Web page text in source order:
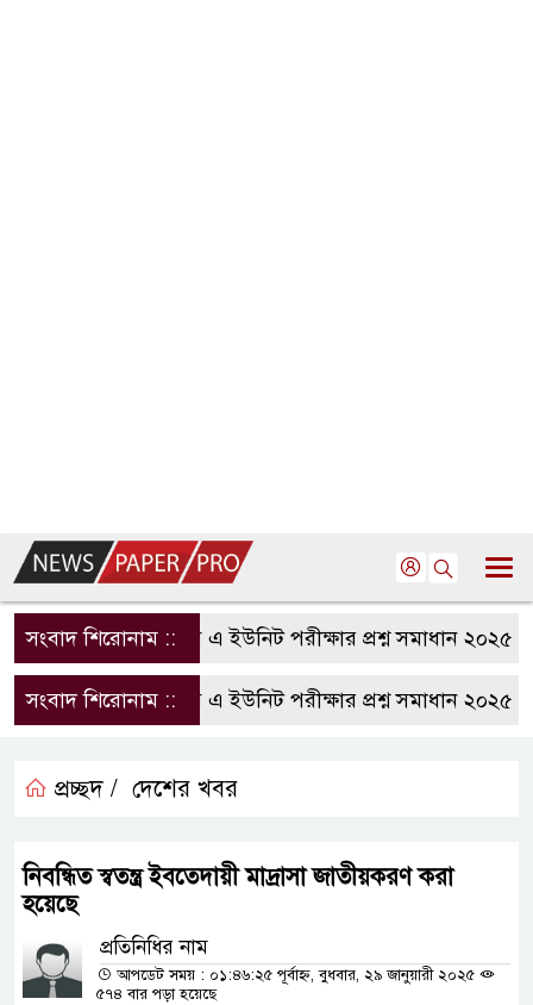
সংবাদ শিরোনাম ::রাবি এ ইউনিট পরীক্ষার প্রশ্ন সমাধান ২০২৫ |
সংবাদ শিরোনাম ::রাবি এ ইউনিট পরীক্ষার প্রশ্ন সমাধান ২০২৫ |
প্রচ্ছদ / দেশের খবর
নিবন্ধিত স্বতন্ত্র ইবতেদায়ী মাদ্রাসা জাতীয়করণ করা
হয়েছে
প্রতিনিধির নাম
আপডেট সময় : ০১:৪৬:২৫ পূর্বাহ্ন, বুধবার, ২৯ জানুয়ারী ২০২৫
৫৭৪ বার পড়া হয়েছে